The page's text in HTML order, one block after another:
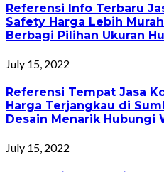
Referensi Info Terbaru
Safety Harga Lebih
Berbagi Pilihan Ukuran
July 15, 2022
Referensi Tempat Jasa
Harga Terjangkau di
Desain Menarik Hubungi
July 15, 2022